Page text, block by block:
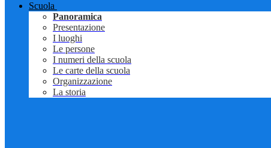
Scuola
Panoramica
Presentazione
I luoghi
Le persone
I numeri della scuola
Le carte della scuola
Organizzazione
La storia